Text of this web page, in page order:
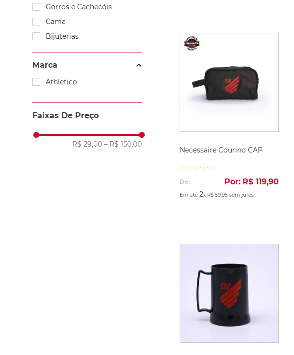
Gorros e Cachecóis
Cama
Bijuterias
Carteiras
Bonés
Bolsas e Mochilas
Marca
Athletico
Faixas De Preço
R$ 29,00 – R$ 150,00
Necessaire Courino CAP
De: Por: R$ 119,90
Em até 2x R$ 59,95sem juros